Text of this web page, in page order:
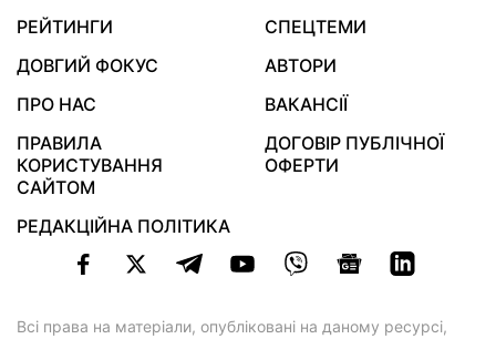
РЕЙТИНГИ
СПЕЦТЕМИ
ДОВГИЙ ФОКУС
АВТОРИ
ПРО НАС
ВАКАНСІЇ
ПРАВИЛА
КОРИСТУВАННЯ
САЙТОМ
ДОГОВІР ПУБЛІЧНОЇ
ОФЕРТИ
РЕДАКЦІЙНА ПОЛІТИКА
Всі права на матеріали, опубліковані на даному ресурсі,